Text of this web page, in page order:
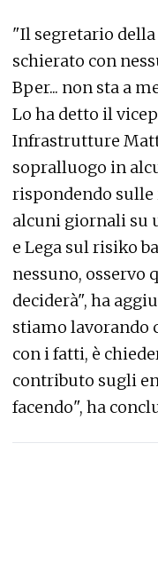
"Il segretario della
schierato con
Bper... non sta a
Lo ha detto il
Infrastrutture
sopralluogo in
rispondendo
alcuni giornali su
e Lega sul risiko
nessuno, osservo
deciderà", ha
stiamo lavorando
con i fatti, è
contributo sugli
facendo", ha